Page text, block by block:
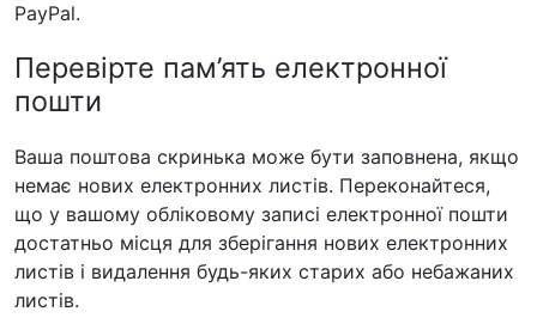
PayPal.
Перевірте пам’ять електронної
пошти
Ваша поштова скринька може бути заповнена, якщо
немає нових електронних листів. Переконайтеся,
що у вашому обліковому записі електронної пошти
достатньо місця для зберігання нових електронних
листів і видалення будь-яких старих або небажаних
листів.